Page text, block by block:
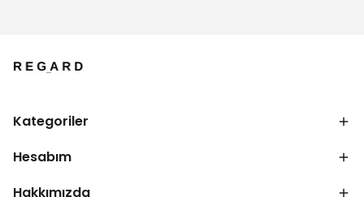
Kategoriler
Hesabım
Hakkımızda